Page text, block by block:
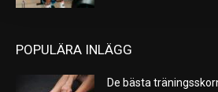
POPULÄRA INLÄGG
De bästa